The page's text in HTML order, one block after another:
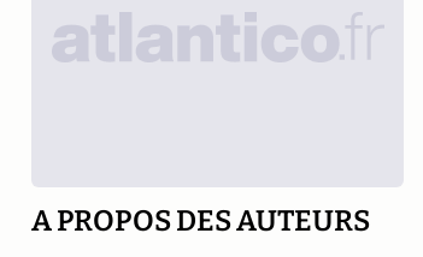
A PROPOS DES AUTEURS